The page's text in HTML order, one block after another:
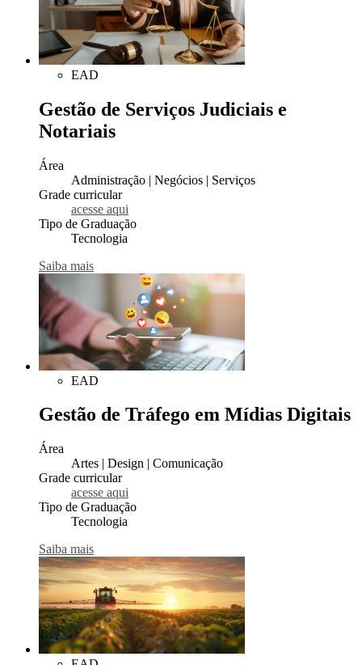
EAD
Gestão de Serviços Judiciais e
Notariais
Área
Administração | Negócios | Serviços
Grade curricular
acesse aqui
Tipo de Graduação
Tecnologia
Saiba mais
EAD
Gestão de Tráfego em Mídias Digitais
Área
Artes | Design | Comunicação
Grade curricular
acesse aqui
Tipo de Graduação
Tecnologia
Saiba mais